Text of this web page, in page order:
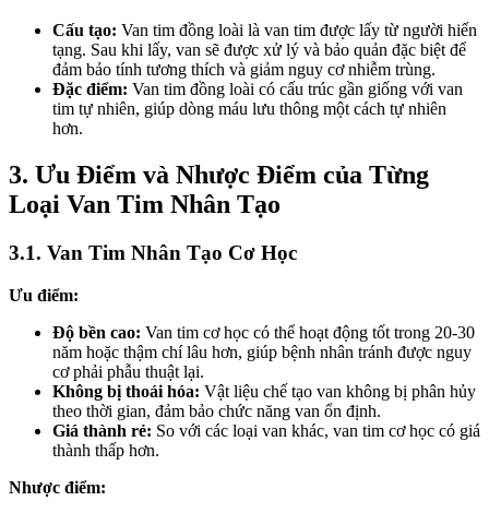
Cấu tạo: Van tim đồng loài là van tim được lấy từ người hiến
tạng. Sau khi lấy, van sẽ được xử lý và bảo quản đặc biệt để
đảm bảo tính tương thích và giảm nguy cơ nhiễm trùng.
Đặc điểm: Van tim đồng loài có cấu trúc gần giống với van
tim tự nhiên, giúp dòng máu lưu thông một cách tự nhiên
hơn.
3. Ưu Điểm và Nhược Điểm của Từng
Loại Van Tim Nhân Tạo
3.1. Van Tim Nhân Tạo Cơ Học
Ưu điểm:
Độ bền cao: Van tim cơ học có thể hoạt động tốt trong 20-30
năm hoặc thậm chí lâu hơn, giúp bệnh nhân tránh được nguy
cơ phải phẫu thuật lại.
Không bị thoái hóa: Vật liệu chế tạo van không bị phân hủy
theo thời gian, đảm bảo chức năng van ổn định.
Giá thành rẻ: So với các loại van khác, van tim cơ học có giá
thành thấp hơn.
Nhược điểm: